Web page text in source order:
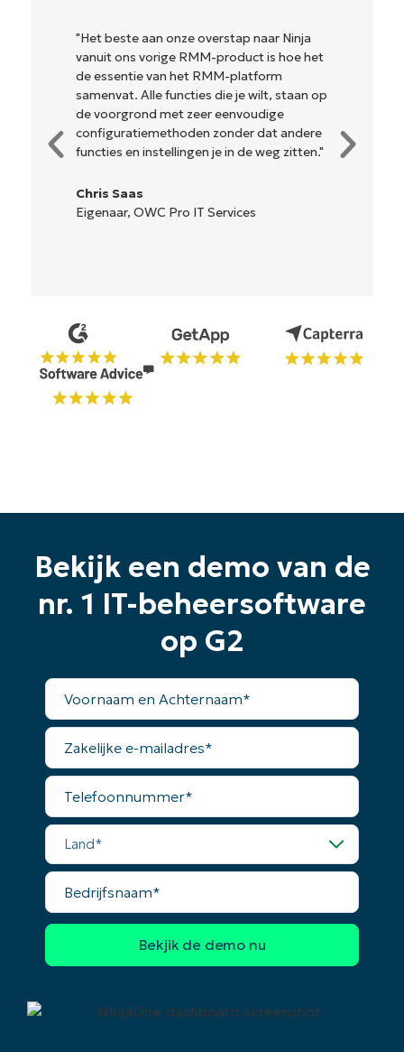
"NinjaOne is ongelofelijk gebruiksvriendelijk
en combineert een vloeiende interface met
krachtige back-end functies. Er is geen
ingewikkelde installatie of moeilijk te
beheren interface. Alle opties en
hulpmiddelen zijn duidelijk gelabeld,
gemakkelijk te begrijpen en de interface
Ryan Reiffenberger
Bekijk een demo van de
nr. 1 IT-beheersoftware
op G2
Voornaam
Achternaam*
Zakelijke
mailadres*
Telefoonnummer*
Land*
Bedrijfsnaam*
dagen
Geen creditcard nodig, volledige toegang tot alle
functies
First
email*
Phone
number*
Land
Company
name*